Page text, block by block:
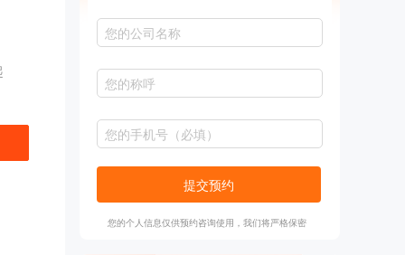
提交预约
您的个人信息仅供预约咨询使用，我们将严格保密